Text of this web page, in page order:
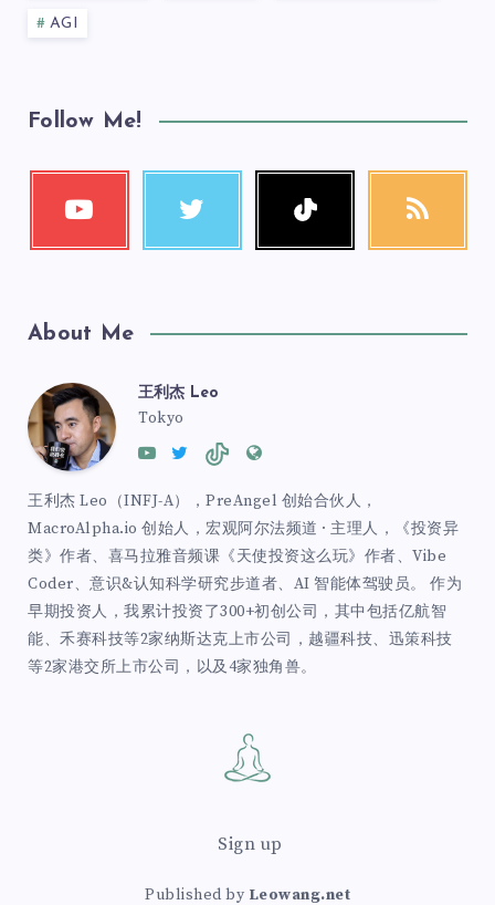
AGI
Follow Me!
About Me
王利杰 Leo
Tokyo
王利杰 Leo（INFJ-A），PreAngel 创始合伙人，
MacroAlpha.io 创始人，宏观阿尔法频道 · 主理人，《投资异
类》作者、喜马拉雅音频课《天使投资这么玩》作者、Vibe
Coder、意识&认知科学研究步道者、AI 智能体驾驶员。 作为
早期投资人，我累计投资了300+初创公司，其中包括亿航智
能、禾赛科技等2家纳斯达克上市公司，越疆科技、迅策科技
等2家港交所上市公司，以及4家独角兽。
Sign up
Published by Leowang.net